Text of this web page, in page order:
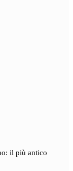
il più antico